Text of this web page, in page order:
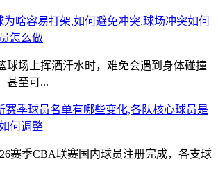
为啥容易打架,如何避免冲突,球场冲突如何
怎么做
球场上挥洒汗水时，难免会遇到身体碰撞
甚至可...
赛季球员名单有哪些变化,各队核心球员是
何调整
赛季CBA联赛国内球员注册完成，各支球